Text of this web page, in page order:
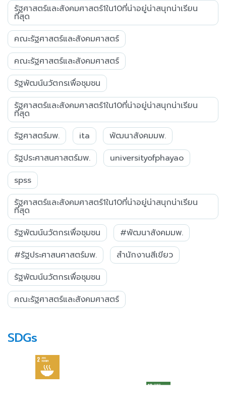
รัฐศาสตร์และสังคมศาสตร์1ใน10ที่น่าอยู่น่าสนุกน่าเรียน
ที่สุด
คณะรัฐศาสตร์และสังคมศาสตร์
คณะรัฐศาสตร์และสังคมศาสตร์
รัฐพัฒน์นวัตกรเพื่อชุมชน
รัฐศาสตร์และสังคมศาสตร์1ใน10ที่น่าอยู่น่าสนุกน่าเรียน
ที่สุด
รัฐศาสตร์มพ.
ita
พัฒนาสังคมมพ.
รัฐประศาสนศาสตร์มพ.
universityofphayao
spss
รัฐศาสตร์และสังคมศาสตร์1ใน10ที่น่าอยู่น่าสนุกน่าเรียน
ที่สุด
รัฐพัฒน์นวัตกรเพื่อชุมชน
#พัฒนาสังคมมพ.
#รัฐประศาสนศาสตร์มพ.
สำนักงานสีเขียว
รัฐพัฒน์นวัตกรเพื่อชุมชน
คณะรัฐศาสตร์และสังคมศาสตร์
SDGs